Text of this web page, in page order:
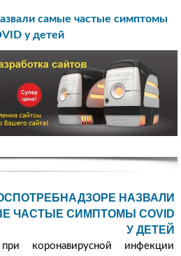
самые частые симптомы
у детей
НАЗВАЛИ
ЧАСТЫЕ СИМПТОМЫ COVID
У ДЕТЕЙ
коронавирусной инфекции